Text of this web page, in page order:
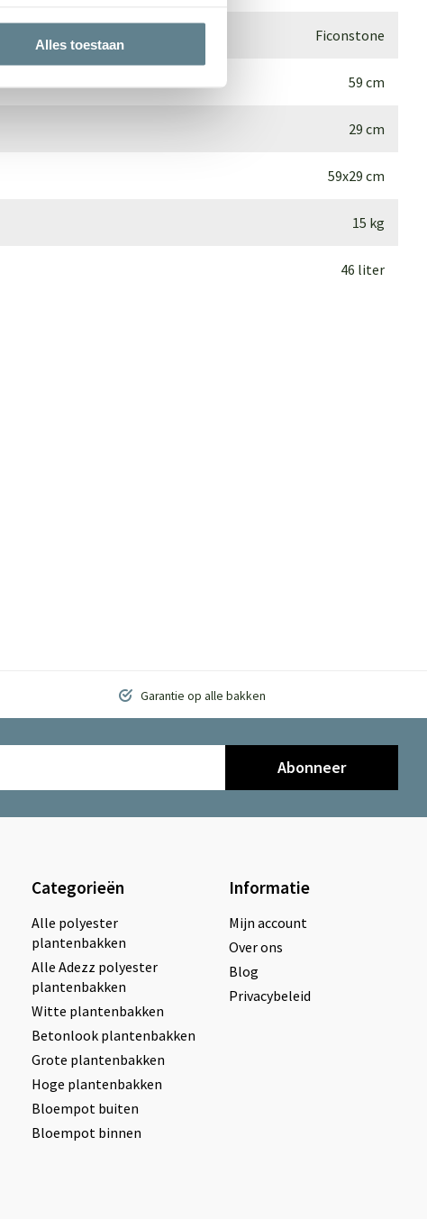
Alles toestaan
Ficonstone
59 cm
29 cm
59x29 cm
15 kg
46 liter
Garantie op alle bakken
Abonneer
Categorieën
Alle polyester
plantenbakken
Alle Adezz polyester
plantenbakken
Witte plantenbakken
Betonlook plantenbakken
Grote plantenbakken
Hoge plantenbakken
Bloempot buiten
Bloempot binnen
Informatie
Mijn account
Over ons
Blog
Privacybeleid